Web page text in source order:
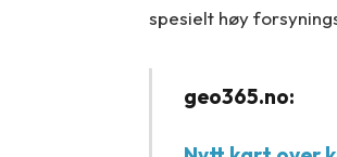
spesielt høy
geo365.no: